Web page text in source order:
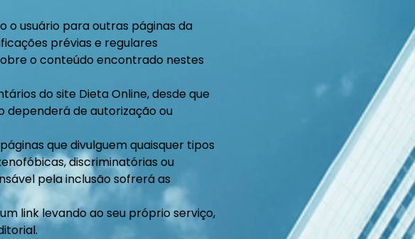
o usuário para outras páginas da
prévias e regulares
o conteúdo encontrado nestes
do site Dieta Online, desde que
dependerá de autorização ou
que divulguem quaisquer tipos
discriminatórias ou
pela inclusão sofrerá as
link levando ao seu próprio serviço,